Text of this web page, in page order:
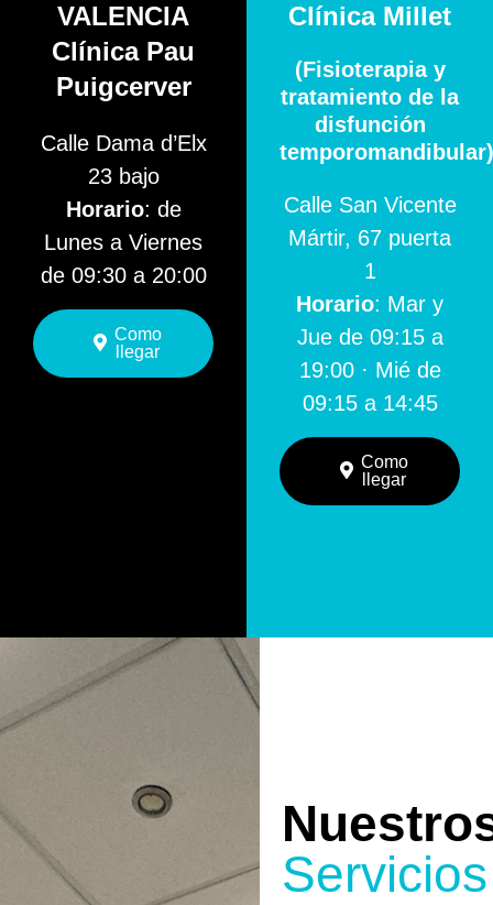
VALENCIA
Clínica Pau
Puigcerver
Calle Dama d’Elx
23 bajo
Horario: de
Lunes a Viernes
de 09:30 a 20:00
Como
llegar
Clínica Millet
(Fisioterapia y
tratamiento de la
disfunción
temporomandibular)
Calle San Vicente
Mártir, 67 puerta
1
Horario: Mar y
Jue de 09:15 a
19:00 · Mié de
09:15 a 14:45
Como
llegar
Servicios